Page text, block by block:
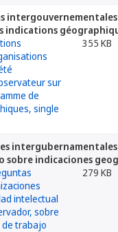
indications
355 KB
sobre indicaciones
279 KB